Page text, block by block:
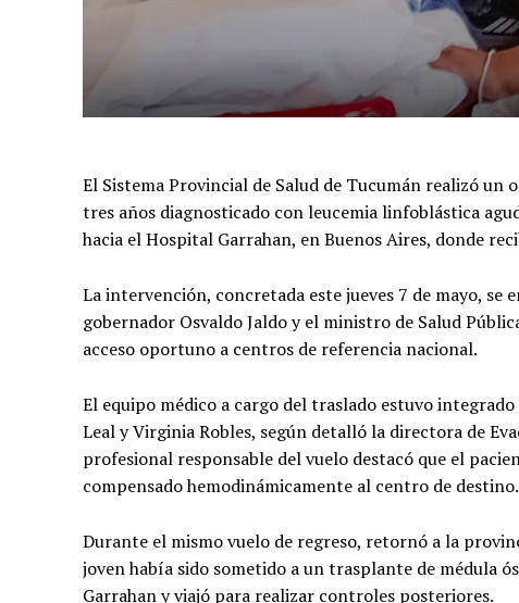
El Sistema Provincial de Salud de Tucumán realizó
tres años diagnosticado con leucemia linfoblástica
hacia el Hospital Garrahan, en Buenos Aires, donde
La intervención, concretada este jueves 7 de mayo,
gobernador Osvaldo Jaldo y el ministro de Salud
acceso oportuno a centros de referencia nacional.
El equipo médico a cargo del traslado estuvo
Leal y Virginia Robles, según detalló la directora de
profesional responsable del vuelo destacó que el
compensado hemodinámicamente al centro de destino.
Durante el mismo vuelo de regreso, retornó a la
joven había sido sometido a un trasplante de médula
Garrahan y viajó para realizar controles posteriores.